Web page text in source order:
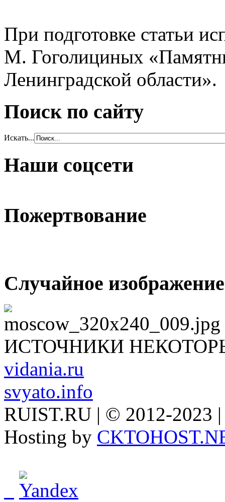
При подготовке статьи
М. Гоголициных
Ленинградской области».
Поиск по сайту
Искать...
Наши соцсети
Пожертвование
Случайное изображение
ИСТОЧНИКИ
vidania.ru
svyato.info
RUIST.RU | © 2012-2023
Hosting by